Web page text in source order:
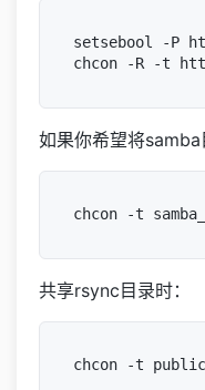
setsebool -P
如果你希望将samba
共享rsync目录时：